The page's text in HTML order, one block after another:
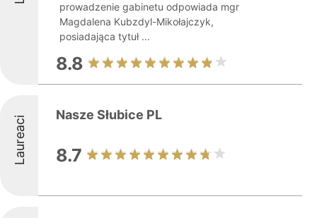
prowadzenie gabinetu odpowiada mgr
Magdalena Kubzdyl-Mikołajczyk,
posiadająca tytuł ...
8.8
Laureaci Nasze Słubice PL
8.7